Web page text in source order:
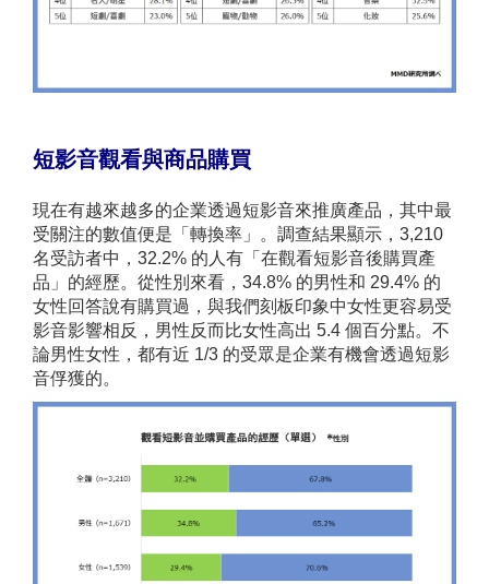
短影音觀看與商品購買
現在有越來越多的企業透過短影音來推廣產品，其中最
受關注的數值便是「轉換率」。調查結果顯示，3,210
名受訪者中，32.2% 的人有「在觀看短影音後購買產
品」的經歷。從性別來看，34.8% 的男性和 29.4% 的
女性回答說有購買過，與我們刻板印象中女性更容易受
影音影響相反，男性反而比女性高出 5.4 個百分點。不
論男性女性，都有近 1/3 的受眾是企業有機會透過短影
音俘獲的。